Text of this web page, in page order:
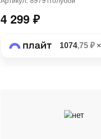
4 299 ₽
1074,75 ₽×